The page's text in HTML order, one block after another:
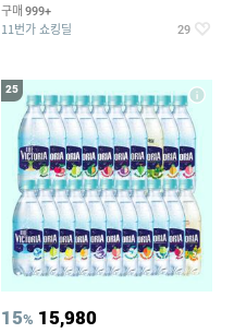
구매 999+
11번가 쇼킹딜 29
25
15% 15,980